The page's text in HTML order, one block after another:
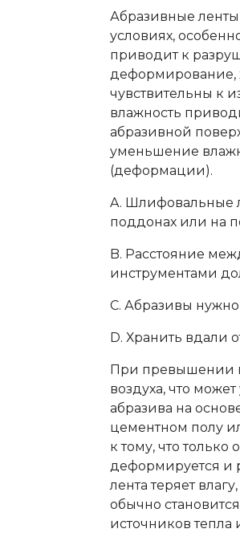
Абразивные ленты
условиях,
приводит к
деформирование,
чувствительны к
влажность
абразивной
уменьшение
(деформации).
A. Шлифовальные
поддонах или на
B. Расстояние
инструментами
C. Абразивы
D. Хранить вдали
При превышении
воздуха, что
абразива на
цементном полу
к тому, что только
деформируется и
лента теряет
обычно
источников